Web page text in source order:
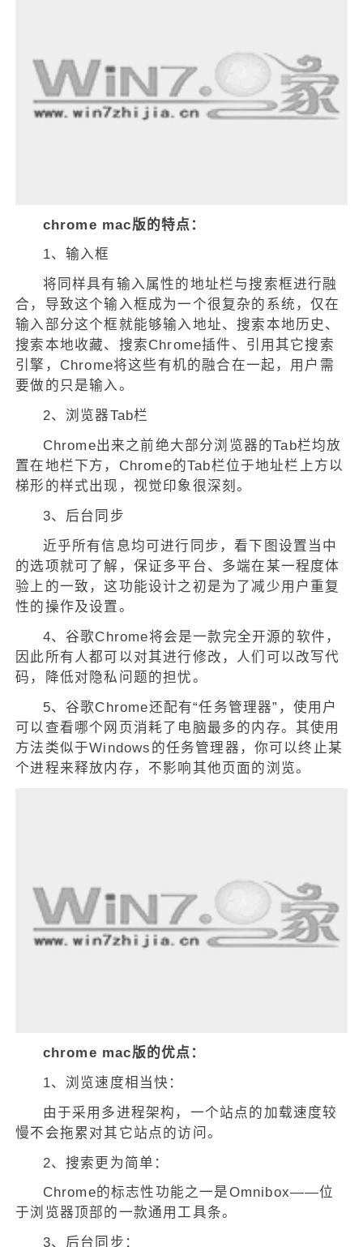
chrome mac版的特点：
1、输入框
将同样具有输入属性的地址栏与搜索框进行融
合，导致这个输入框成为一个很复杂的系统，仅在
输入部分这个框就能够输入地址、搜索本地历史、
搜索本地收藏、搜索Chrome插件、引用其它搜索
引擎，Chrome将这些有机的融合在一起，用户需
要做的只是输入。
2、浏览器Tab栏
Chrome出来之前绝大部分浏览器的Tab栏均放
置在地栏下方，Chrome的Tab栏位于地址栏上方以
梯形的样式出现，视觉印象很深刻。
3、后台同步
近乎所有信息均可进行同步，看下图设置当中
的选项就可了解，保证多平台、多端在某一程度体
验上的一致，这功能设计之初是为了减少用户重复
性的操作及设置。
4、谷歌Chrome将会是一款完全开源的软件，
因此所有人都可以对其进行修改，人们可以改写代
码，降低对隐私问题的担忧。
5、谷歌Chrome还配有“任务管理器”，使用户
可以查看哪个网页消耗了电脑最多的内存。其使用
方法类似于Windows的任务管理器，你可以终止某
个进程来释放内存，不影响其他页面的浏览。
chrome mac版的优点：
1、浏览速度相当快：
由于采用多进程架构，一个站点的加载速度较
慢不会拖累对其它站点的访问。
2、搜索更为简单：
Chrome的标志性功能之一是Omnibox——位
于浏览器顶部的一款通用工具条。
3、后台同步：